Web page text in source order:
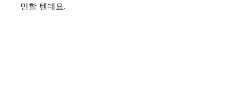
민할 텐데요.